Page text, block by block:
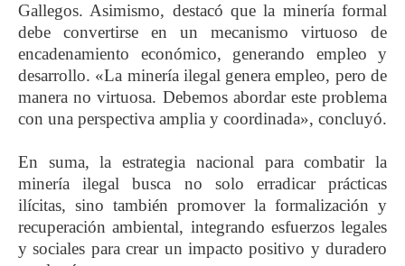
Gallegos. Asimismo, destacó que la minería formal
debe convertirse en un mecanismo virtuoso de
encadenamiento económico, generando empleo y
desarrollo. «La minería ilegal genera empleo, pero de
manera no virtuosa. Debemos abordar este problema
con una perspectiva amplia y coordinada», concluyó.
En suma, la estrategia nacional para combatir la
minería ilegal busca no solo erradicar prácticas
ilícitas, sino también promover la formalización y
recuperación ambiental, integrando esfuerzos legales
y sociales para crear un impacto positivo y duradero